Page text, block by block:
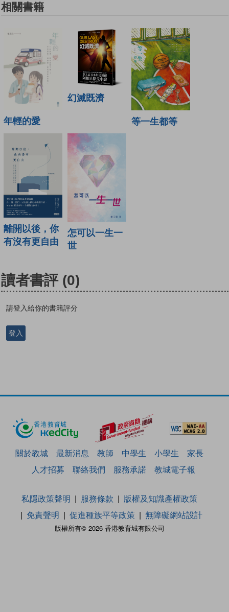
相關書籍
年輕的愛
幻滅既濟
等一生都等
離開以後，你
有沒有更自由
怎可以一生一
世
讀者書評 (0)
請登入給你的書籍評分
登入
關於教城 最新消息 教師 中學生 小學生
家長
人才招募
聯絡我們 服務承諾 教城電子報
版權所有© 2026 香港教育城有限公司
私隱政策聲明 服務條款
版權及知識產權政策
免責聲明
促進種族平等政策 無障礙網站設計